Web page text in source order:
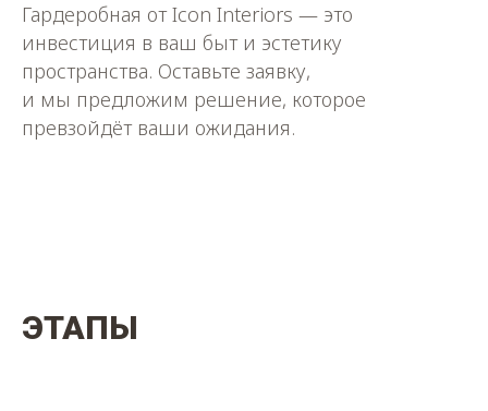
Гардеробная от Icon Interiors — это
инвестиция в ваш быт и эстетику
пространства. Оставьте заявку,
и мы предложим решение, которое
превзойдёт ваши ожидания.
ЭТАПЫ